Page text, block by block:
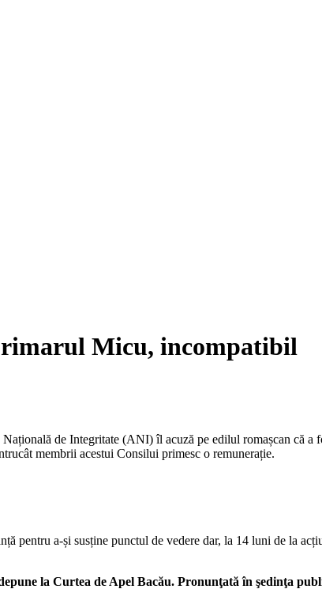
Micu, incompatibil
de Integritate (ANI) îl acuză pe edilul romașcan că a
membrii acestui Consilui primesc o remunerație.
a-și susține punctul de vedere dar, la 14 luni de la
la Curtea de Apel Bacău. Pronunţată în şedinţa